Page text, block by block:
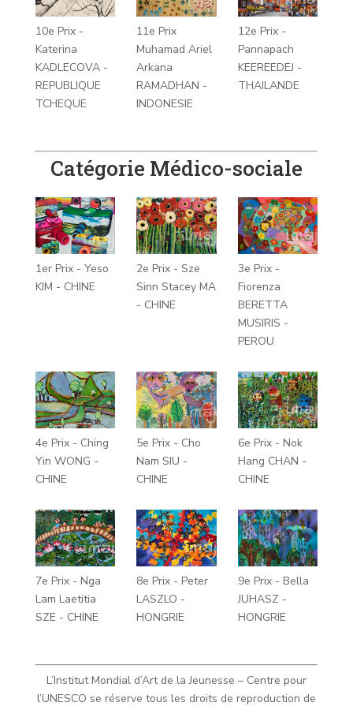
10e Prix -
Katerina
KADLECOVA -
REPUBLIQUE
TCHEQUE
11e Prix
Muhamad Ariel
Arkana
RAMADHAN -
INDONESIE
12e Prix -
Pannapach
KEEREEDEJ -
THAILANDE
Catégorie Médico-sociale
1er Prix - Yeso
KIM - CHINE
2e Prix - Sze
Sinn Stacey MA
- CHINE
3e Prix -
Fiorenza
BERETTA
MUSIRIS -
PEROU
4e Prix - Ching
Yin WONG -
CHINE
5e Prix - Cho
Nam SIU -
CHINE
6e Prix - Nok
Hang CHAN -
CHINE
7e Prix - Nga
Lam Laetitia
SZE - CHINE
8e Prix - Peter
LASZLO -
HONGRIE
9e Prix - Bella
JUHASZ -
HONGRIE
L’Institut Mondial d’Art de la Jeunesse – Centre pour
l’UNESCO se réserve tous les droits de reproduction de